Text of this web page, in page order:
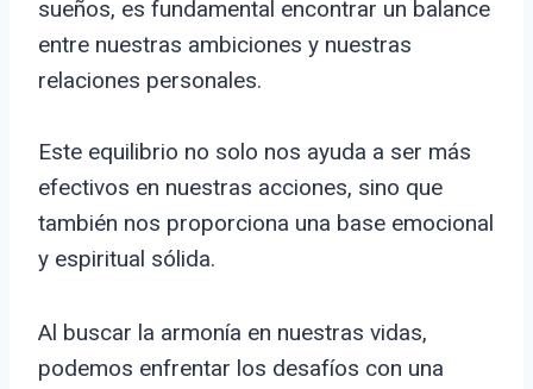
sueños, es fundamental encontrar un balance
entre nuestras ambiciones y nuestras
relaciones personales.
Este equilibrio no solo nos ayuda a ser más
efectivos en nuestras acciones, sino que
también nos proporciona una base emocional
y espiritual sólida.
Al buscar la armonía en nuestras vidas,
podemos enfrentar los desafíos con una